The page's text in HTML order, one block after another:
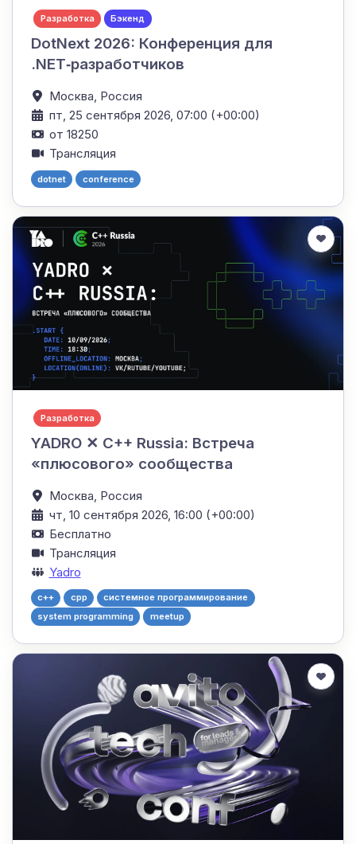
Разработка Бэкенд
DotNext 2026: Конференция для
.NET‑разработчиков
Москва, Россия
пт, 25 сентября 2026, 07:00 (+00:00)
от 18250
Трансляция
dotnet conference
Разработка
YADRO ✕ C++ Russia: Встреча
«плюсового» сообщества
Москва, Россия
чт, 10 сентября 2026, 16:00 (+00:00)
Бесплатно
Трансляция
Yadro
c++ cpp
системное программирование
system programming
meetup